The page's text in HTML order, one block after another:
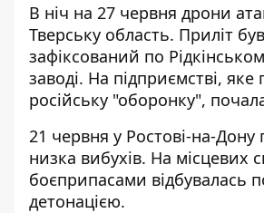
В ніч на 27 червня дрони
Тверську область. Приліт був
зафіксований по
заводі. На підприємстві,
російську "оборонку",
21 червня у Ростові-на-Дону
низка вибухів. На місцевих
боєприпасами відбувалась
детонацією.